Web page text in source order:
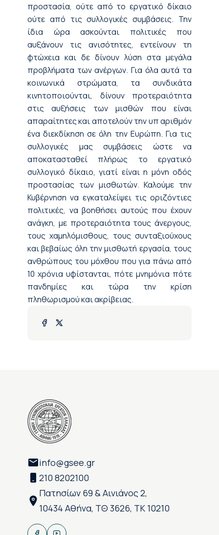
προστασία, ούτε από το εργατικό δίκαιο
ούτε από τις συλλογικές συμβάσεις. Την
ίδια ώρα ασκούνται πολιτικές που
αυξάνουν τις ανισότητες, εντείνουν τη
φτώχεια και δε δίνουν λύση στα μεγάλα
προβλήματα των ανέργων. Για όλα αυτά τα
κοινωνικά στρώματα, τα συνδικάτα
κινητοποιούνται, δίνουν προτεραιότητα
στις αυξήσεις των μισθών που είναι
απαραίτητες και αποτελούν την υπ αριθμόν
ένα διεκδίκηση σε όλη την Ευρώπη. Για τις
συλλογικές μας συμβάσεις ώστε να
αποκατασταθεί πλήρως το εργατικό
συλλογικό δίκαιο, γιατί είναι η μόνη οδός
προστασίας των μισθωτών. Καλούμε την
Κυβέρνηση να εγκαταλείψει τις οριζόντιες
πολιτικές, να βοηθήσει αυτούς που έχουν
ανάγκη, με προτεραιότητα τους άνεργους,
τους χαμηλόμισθους, τους συνταξιούχους
και βεβαίως όλη την μισθωτή εργασία, τους
ανθρώπους του μόχθου που για πάνω από
10 χρόνια υφίστανται, πότε μνημόνια πότε
πανδημίες και τώρα την κρίση
πληθωρισμού και ακρίβειας.
info@gsee.gr
210 8202100
Πατησίων 69 & Αινιάνος 2,
10434 Αθήνα, ΤΘ 3626, ΤΚ 10210